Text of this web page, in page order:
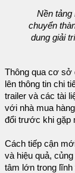
Nền tảng
chuyển
dung giải
Thông qua cơ sở
lên thông tin chi
trailer và các tài
với nhà mua
đổi trước khi gặp
Cách tiếp cận
và hiệu quả,
tâm lớn trong